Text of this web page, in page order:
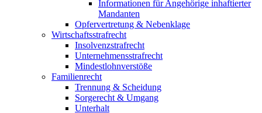
Informationen für Angehörige inhaftierter
Mandanten
Opfervertretung & Nebenklage
Wirtschaftsstrafrecht
Insolvenzstrafrecht
Unternehmensstrafrecht
Mindestlohnverstöße
Familienrecht
Trennung & Scheidung
Sorgerecht & Umgang
Unterhalt